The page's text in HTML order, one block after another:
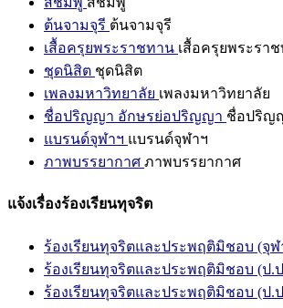
ต้นจามจุรี ต้นจามจุรี
เสื้อครุยพระราชทาน เสื้อครุยพระรา
ชุดนิสิต ชุดนิสิต
เพลงมหาวิทยาลัย เพลงมหาวิทยาลัย
ชื่อปริญญา อักษรย่อปริญญา ชื่อปริญ
แบรนด์จุฬาฯ แบรนด์จุฬาฯ
ภาพบรรยากาศ ภาพบรรยากาศ
แจ้งเรื่องร้องเรียนทุจริต
ร้องเรียนทุจริตและประพฤติมิชอบ (จุฬ
ร้องเรียนทุจริตและประพฤติมิชอบ (ป.
ร้องเรียนทุจริตและประพฤติมิชอบ (ป.